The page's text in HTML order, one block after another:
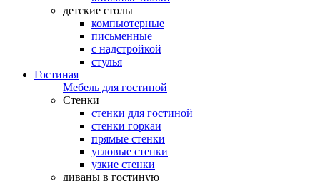
детские столы
компьютерные
письменные
с надстройкой
стулья
Гостиная
Мебель для гостиной
Стенки
стенки для гостиной
стенки горкаи
прямые стенки
угловые стенки
узкие стенки
диваны в гостиную